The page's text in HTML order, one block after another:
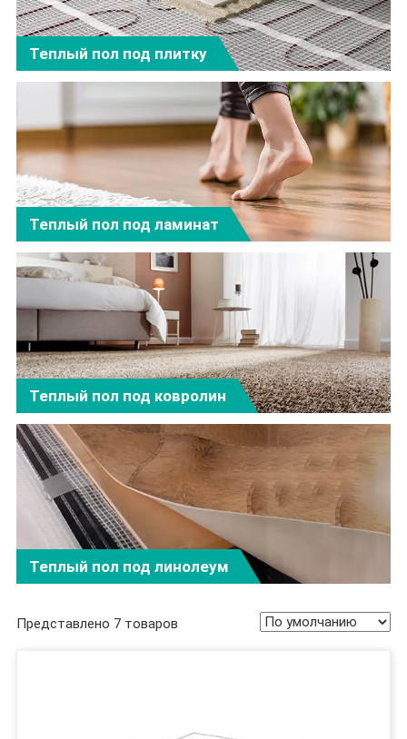
Теплый пол под плитку
Теплый пол под ламинат
Теплый пол под ковролин
Теплый пол под линолеум
Представлено 7 товаров